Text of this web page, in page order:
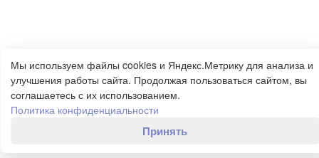
Мы используем файлы cookies и Яндекс.Метрику для анализа и
улучшения работы сайта. Продолжая пользоваться сайтом, вы
соглашаетесь с их использованием.
Политика конфиденциальности
Принять